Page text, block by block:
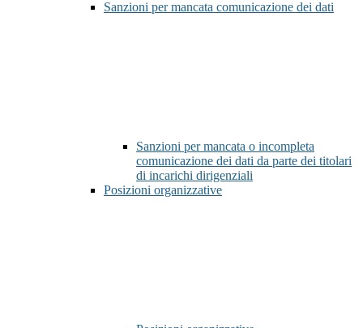
Sanzioni per mancata comunicazione dei dati
Sanzioni per mancata o incompleta
comunicazione dei dati da parte dei titolari
di incarichi dirigenziali
Posizioni organizzative